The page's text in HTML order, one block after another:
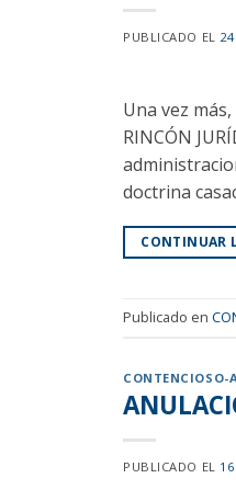
PUBLICADO EL
Una vez
RINCÓN
doctrina
CONTINUAR
Publicado en
PUBLICADO EL